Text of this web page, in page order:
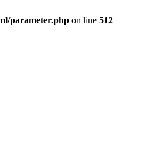
parameter.php on line 512